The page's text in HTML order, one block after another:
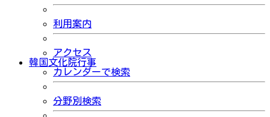
利用案内
アクセス
韓国文化院行事
カレンダーで検索
分野別検索